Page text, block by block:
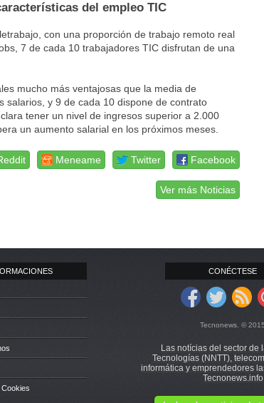
del empleo TIC
con una proporción de trabajo remoto real
7 de cada 10 trabajadores TIC disfrutan de una
mucho más ventajosas que la media de
salarios, y 9 de cada 10 dispone de contrato
tener un nivel de ingresos superior a 2.000
un aumento salarial en los próximos meses.
Facebook
Twitter
Meneame
Ver más Noticias
Cookies
CONÉCTESE
Tecnonews. © 2015
Las notícias del sector de
Tecnologías (NNTT),
informática y emprendedores
Tecnonews.info